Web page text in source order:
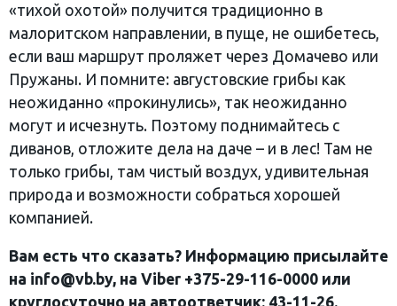
«тихой охотой» получится традиционно в
малоритском направлении, в пуще, не ошибетесь,
если ваш маршрут проляжет через Домачево или
Пружаны. И помните: августовские грибы как
неожиданно «прокинулись», так неожиданно
могут и исчезнуть. Поэтому поднимайтесь с
диванов, отложите дела на даче – и в лес! Там не
только грибы, там чистый воздух, удивительная
природа и возможности собраться хорошей
компанией.
Вам есть что сказать? Информацию присылайте
на info@vb.by, на Viber +375-29-116-0000 или
круглосуточно на автоответчик: 43-11-26.